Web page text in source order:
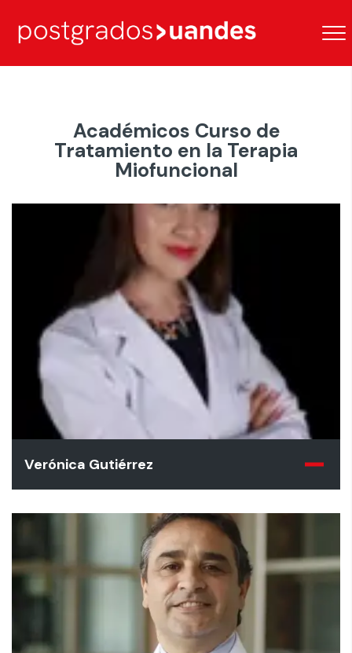
Académicos Curso de
Tratamiento en la Terapia
Miofuncional
Verónica Gutiérrez